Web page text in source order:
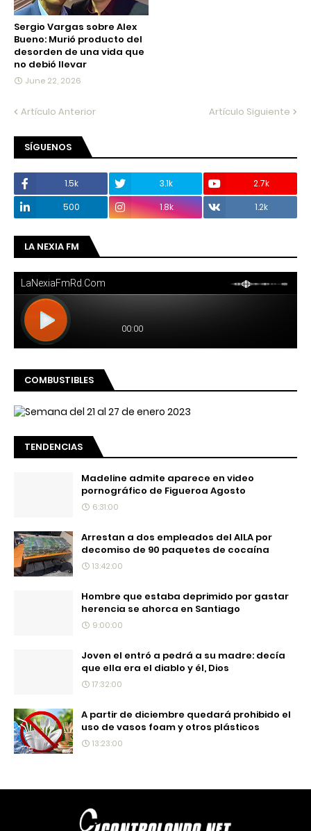
Sergio Vargas sobre Alex
Bueno: Murió producto del
desorden de una vida que
no debió llevar
June 22, 2026
Artículo Anterior Artículo Siguiente
SÍGUENOS
1.5k 3.1k
2.7k
500
1.8k 1.2k
LA NEXIA FM
COMBUSTIBLES
TENDENCIAS
Madeline admite aparece en video
pornográfico de Figueroa Agosto
6:31:00
Arrestan a dos empleados del AILA por
decomiso de 90 paquetes de cocaína
13:42:00
Hombre que estaba deprimido por gastar
herencia se ahorca en Santiago
9:00:00
Joven el entró a pedrá a su madre: decía
que ella era el diablo y él, Dios
17:32:00
A partir de diciembre quedará prohibido el
uso de vasos foam y otros plásticos
13:23:00